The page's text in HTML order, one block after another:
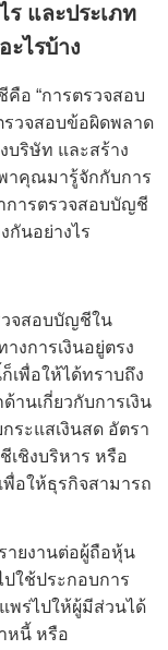
ร และประเภท
ไรบ้าง
อ “การตรวจสอบ
รวจสอบข้อผิดพลาด
บริษัท และสร้าง
าคุณมารู้จักกับการ
การตรวจสอบบัญชี
กันอย่างไร
จสอบบัญชีใน
งการเงินอยู่ตรง
เพื่อให้ได้ทราบถึง
านเกี่ยวกับการเงิน
ระแสเงินสด อัตรา
เชิงบริหาร หรือ
อให้ธุรกิจสามารถ
ายงานต่อผู้ถือหุ้น
ใช้ประกอบการ
พร่ไปให้ผู้มีส่วนได้
หนี้ หรือ